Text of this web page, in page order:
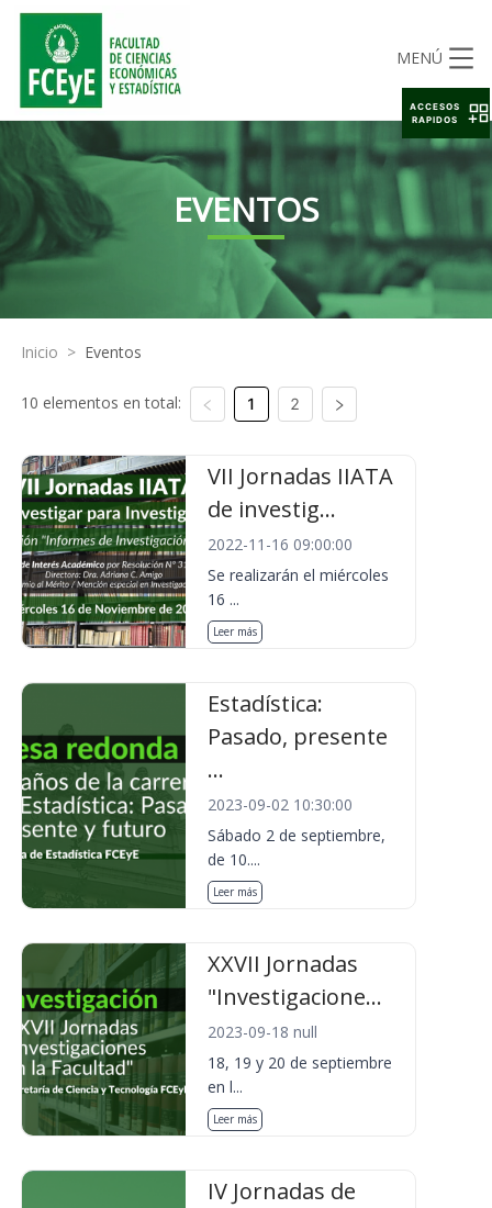
MENÚ
EVENTOS
Inicio > Eventos
10 elementos en total: 1 2
VII Jornadas IIATA
de investig...
2022-11-16 09:00:00
Se realizarán el miércoles
16 ...
Leer más
Estadística:
Pasado, presente
...
2023-09-02 10:30:00
Sábado 2 de septiembre,
de 10....
Leer más
XXVII Jornadas
"Investigacione...
2023-09-18 null
18, 19 y 20 de septiembre
en l...
Leer más
IV Jornadas de
ACCESOS
RAPIDOS